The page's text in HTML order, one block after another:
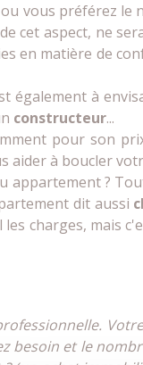
vous préférez
cet aspect, ne
en matière de
à
constructeur...
pour son
aider à boucler
?
dit aussi
charges, mais
et le